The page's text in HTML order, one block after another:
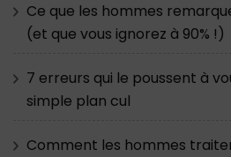
Ce que les hommes
(et que vous ignorez à 90% !)
7 erreurs qui le poussent à
simple plan cul
Comment les hommes